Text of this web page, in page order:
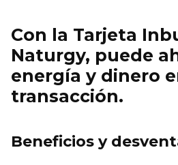
Con la Tarjeta
Naturgy, puede
energía y dinero
transacción.
Beneficios y